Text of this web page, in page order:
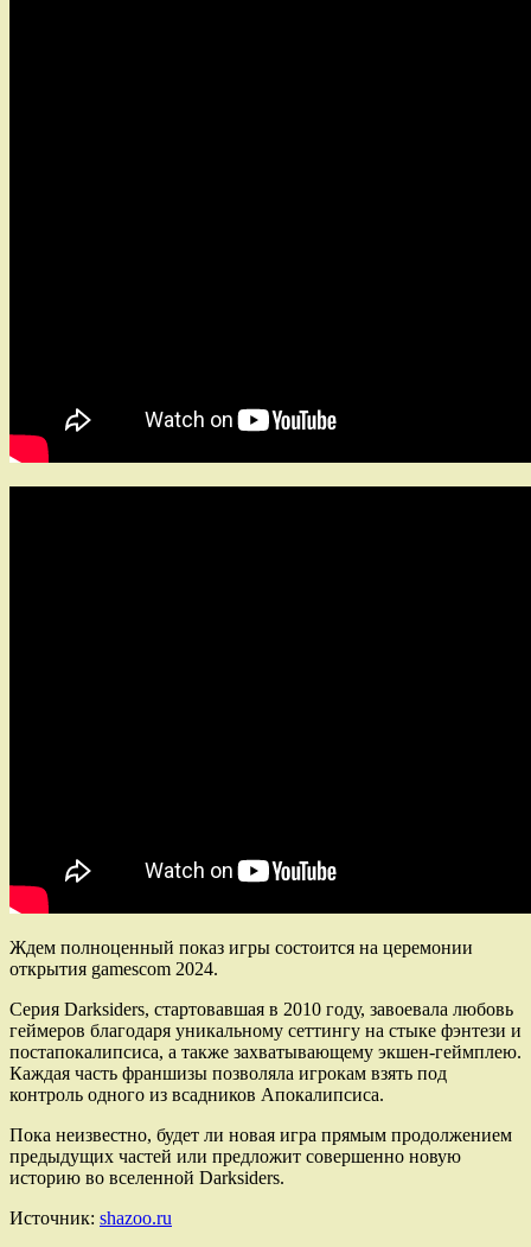
Ждем полноценный показ игры состоится на церемонии
открытия gamescom 2024.
Серия Darksiders, стартовавшая в 2010 году, завоевала любовь
геймеров благодаря уникальному сеттингу на стыке фэнтези и
постапокалипсиса, а также захватывающему экшен-геймплею.
Каждая часть франшизы позволяла игрокам взять под
контроль одного из всадников Апокалипсиса.
Пока неизвестно, будет ли новая игра прямым продолжением
предыдущих частей или предложит совершенно новую
историю во вселенной Darksiders.
Источник: shazoo.ru